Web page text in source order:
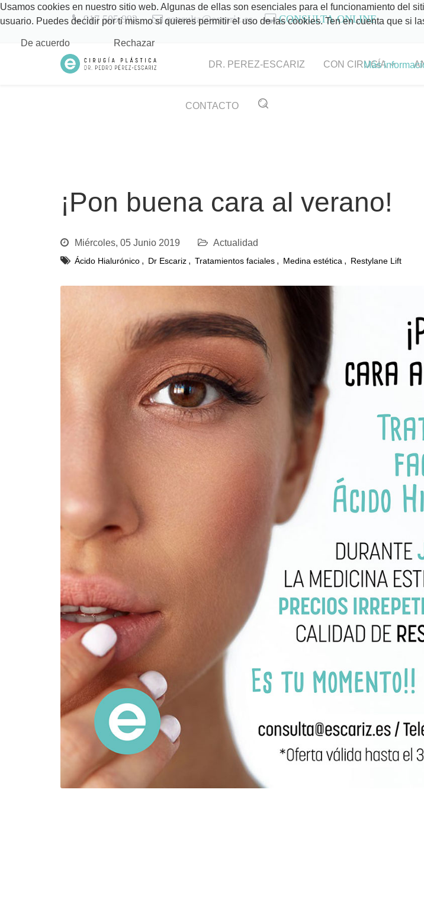
917 505 992 consulta@escariz.es CONSULTA ONLINE
DR. PEREZ-ESCARIZ CON CIRUGÍA
CONTACTO
¡Pon buena cara al verano!
Miércoles, 05 Junio 2019 Actualidad
Ácido Hialurónico , Dr Escariz , Tratamientos faciales , Medina estética , Restylane Lift
Usamos cookies en nuestro sitio web. Algunas de ellas son esenciales para el funcionamiento del
usuario. Puedes decidir por ti mismo si quieres permitir el uso de las cookies. Ten en cuenta que si
De acuerdo Rechazar
Más